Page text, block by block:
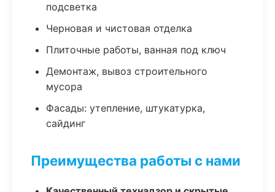
подсветка
Черновая и чистовая отделка
Плиточные работы, ванная под ключ
Демонтаж, вывоз строительного
мусора
Фасады: утепление, штукатурка,
сайдинг
Преимущества работы с нами